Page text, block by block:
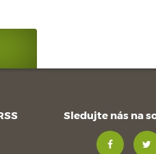
Sledujte nás na